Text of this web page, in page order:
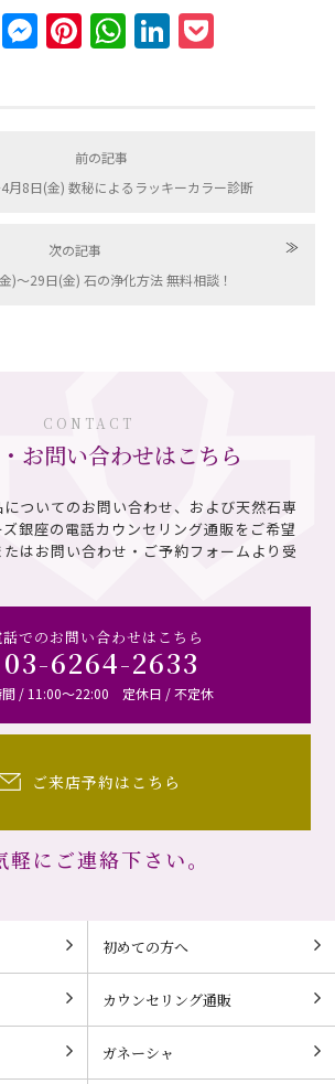
Line MessengerPinterestWhatsAppLinkedIn
前の記事
月8日(金) 数秘によるラッキーカラー診断
次の記事
≫
)〜29日(金) 石の浄化方法 無料相談！
CONTACT
お問い合わせはこちら
ついてのお問い合わせ、および天然石専
銀座の電話カウンセリング通販を ご希望
はお問い合わせ・ご予約フォームより受
でのお問い合わせはこちら
03-6264-2633
間 / 11:00～22:00 定休日 / 不定休
ご来店予約はこちら
軽にご連絡下さい。
初めての方へ
カウンセリング通販
ガネーシャ